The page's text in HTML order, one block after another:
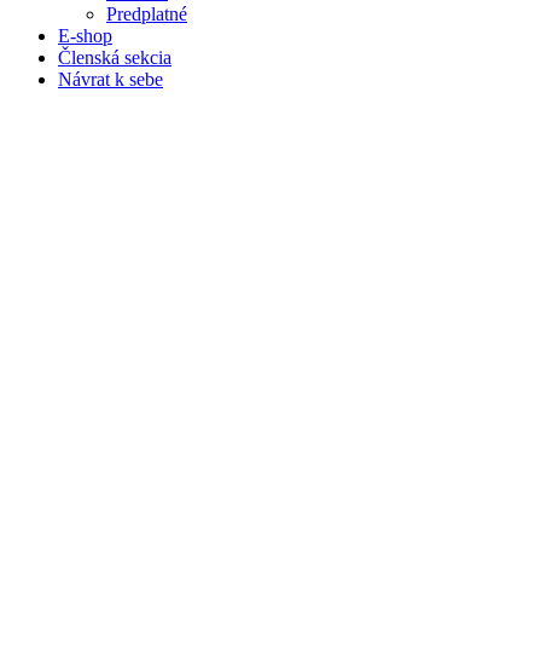
Predplatné
E-shop
Členská sekcia
Návrat k sebe